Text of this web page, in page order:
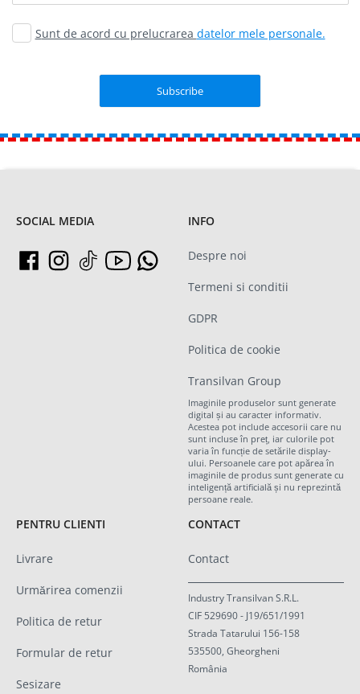
Sunt de acord cu prelucrarea datelor mele personale.
SOCIAL MEDIA INFO
Despre noi
Termeni si conditii
GDPR
Politica de cookie
Transilvan Group
Imaginile produselor sunt generate
digital și au caracter informativ.
Acestea pot include accesorii care nu
sunt incluse în preț, iar culorile pot
varia în funcție de setările display-
ului. Persoanele care pot apărea în
imaginile de produs sunt generate cu
inteligență artificială și nu reprezintă
persoane reale.
PENTRU CLIENTI
Livrare
Urmărirea comenzii
Politica de retur
Formular de retur
Sesizare
CONTACT
Contact
Industry Transilvan S.R.L.
CIF 529690 - J19/651/1991
Strada Tatarului 156-158
535500, Gheorgheni
România